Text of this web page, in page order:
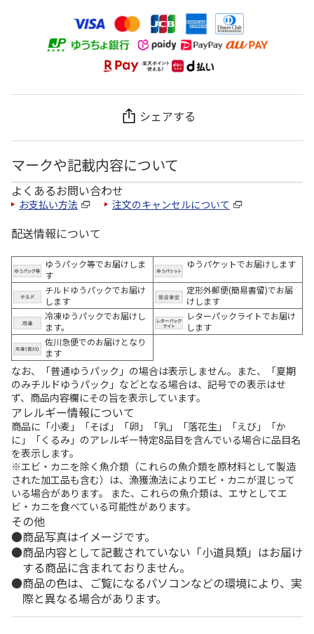
シェアする
マークや記載内容について
よくあるお問い合わせ
お支払い方法 注文のキャンセルについて
配送情報について
ゆうパック等でお届けしま
す
ゆうパケットでお届けします
チルドゆうパックでお届け
します
定形外郵便(簡易書留)でお届
けします
冷凍ゆうパックでお届けし
ます。
レターパックライトでお届け
します
佐川急便でのお届けとなり
ます
なお、「普通ゆうパック」の場合は表示しません。また、「夏期
のみチルドゆうパック」などとなる場合は、記号での表示はせ
ず、商品内容欄にその旨を表示しています。
アレルギー情報について
商品に「小麦」「そば」「卵」「乳」「落花生」「えび」「か
に」「くるみ」のアレルギー特定8品目を含んでいる場合に品目名
を表示します。
※エビ・カニを除く魚介類（これらの魚介類を原材料として製造
された加工品も含む）は、漁獲漁法によりエビ・カニが混じって
いる場合があります。 また、これらの魚介類は、エサとしてエ
ビ・カニを食べている可能性があります。
その他
商品写真はイメージです。
商品内容として記載されていない「小道具類」はお届け
する商品に含まれておりません。
商品の色は、ご覧になるパソコンなどの環境により、実
際と異なる場合があります。